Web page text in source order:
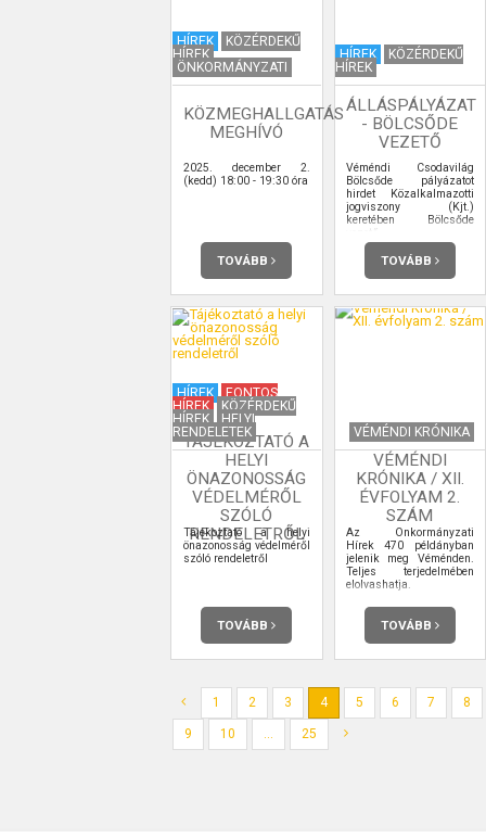
HÍREK
KÖZÉRDEKŰ
HÍREK
ÖNKORMÁNYZATI
KÖZMEGHALLGATÁS
MEGHÍVÓ
2025. december 2.
(kedd) 18:00 - 19:30 óra
TOVÁBB
HÍREK
KÖZÉRDEKŰ
HÍREK
ÁLLÁSPÁLYÁZAT
- BÖLCSŐDE
VEZETŐ
Véméndi Csodavilág
Bölcsőde pályázatot
hirdet Közalkalmazotti
jogviszony (Kjt.)
keretében Bölcsőde
vezető
Munkakör/feladatkör
betöltésére.TOVÁBB
HÍREK
FONTOS
HÍREK
KÖZÉRDEKŰ
HÍREK
HELYI
RENDELETEK
TÁJÉKOZTATÓ A
HELYI
ÖNAZONOSSÁG
VÉDELMÉRŐL
SZÓLÓ
RENDELETRŐL
Tájékoztató a helyi
önazonosság védelméről
szóló rendeletről
TOVÁBB
VÉMÉNDI KRÓNIKA
VÉMÉNDI
KRÓNIKA / XII.
ÉVFOLYAM 2.
SZÁM
Az Önkormányzati
Hírek 470 példányban
jelenik meg Véménden.
Teljes terjedelmében
elolvashatja.
TOVÁBB
1 2 3 4 5 6 7 8
9 10 ... 25